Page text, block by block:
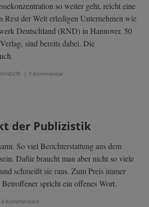
so weiter geht, reicht eine
Rest der Welt erledigen Unternehmen wie
Deutschland (RND) in Hannover. 50
sind bereits dabei. Die
| 1 Kommentar
der Publizistik
So viel Berichterstattung aus dem
Dafür braucht man aber nicht so viele
schmeißt sie raus. Zum Preis immer
spricht ein offenes Wort.
Kommentare